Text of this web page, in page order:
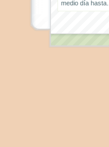
medio día hasta...